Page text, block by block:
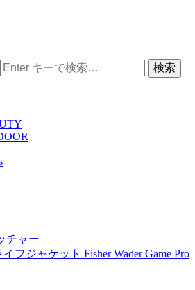
チャー
フジャケット Fisher Wader Game Pro